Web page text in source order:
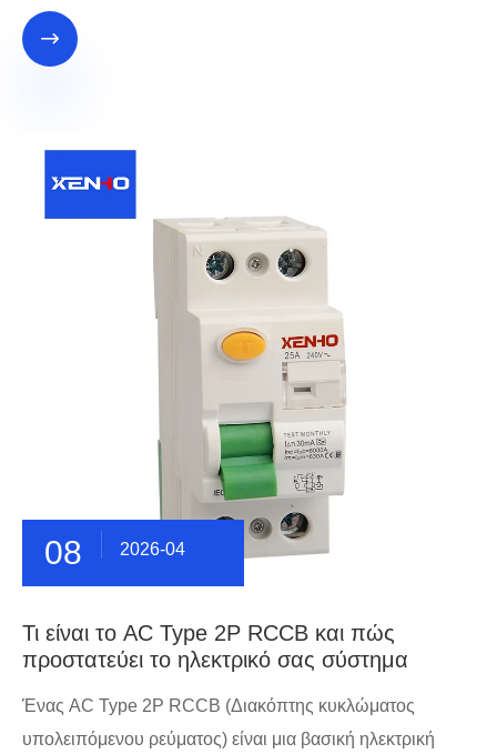

08 2026-04
Τι είναι το AC Type 2P RCCB και πώς
προστατεύει το ηλεκτρικό σας σύστημα
Ένας AC Type 2P RCCB (Διακόπτης κυκλώματος
υπολειπόμενου ρεύματος) είναι μια βασική ηλεκτρική